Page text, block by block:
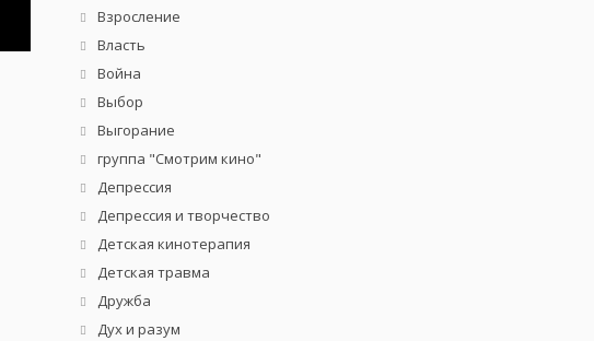
Взросление
Власть
Война
Выбор
Выгорание
группа "Смотрим кино"
Депрессия
Депрессия и творчество
Детская кинотерапия
Детская травма
Дружба
Дух и разум